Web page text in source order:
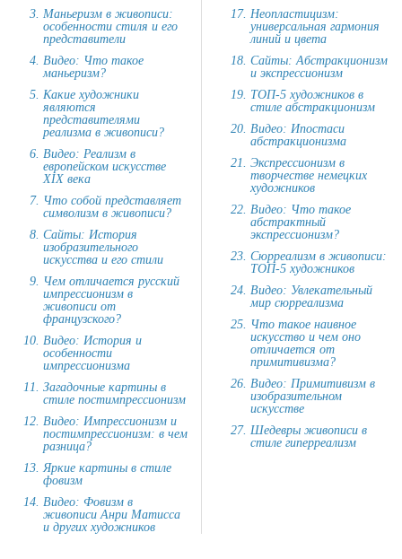
Маньеризм в живописи:
особенности стиля и его
представители
Видео: Что такое
маньеризм?
Какие художники
являются
представителями
реализма в живописи?
Видео: Реализм в
европейском искусстве
XIX века
Что собой представляет
символизм в живописи?
Сайты: История
изобразительного
искусства и его стили
Чем отличается русский
импрессионизм в
живописи от
французского?
Видео: История и
особенности
импрессионизма
Загадочные картины в
стиле постимпрессионизм
Видео: Импрессионизм и
постимпрессионизм: в чем
разница?
Яркие картины в стиле
фовизм
Видео: Фовизм в
живописи Анри Матисса
и других художников
Неопластицизм:
универсальная гармония
линий и цвета
Сайты: Абстракционизм
и экспрессионизм
ТОП-5 художников в
стиле абстракционизм
Видео: Ипостаси
абстракционизма
Экспрессионизм в
творчестве немецких
художников
Видео: Что такое
абстрактный
экспрессионизм?
Сюрреализм в живописи:
ТОП-5 художников
Видео: Увлекательный
мир сюрреализма
Что такое наивное
искусство и чем оно
отличается от
примитивизма?
Видео: Примитивизм в
изобразительном
искусстве
Шедевры живописи в
стиле гиперреализм